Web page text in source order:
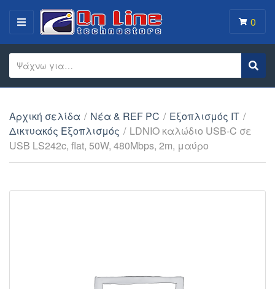
MENU
Category name
Search text
0
Αρχική σελίδα / Νέα & REF PC / Εξοπλισμός IT /
Δικτυακός Εξοπλισμός / LDNIO καλώδιο USB-C σε
USB LS242c, flat, 50W, 480Mbps, 2m, μαύρο